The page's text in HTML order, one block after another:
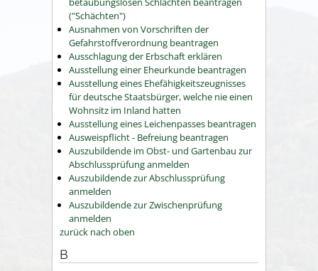
("Schächten")
Ausnahmen von Vorschriften der
Gefahrstoffverordnung beantragen
Ausschlagung der Erbschaft erklären
Ausstellung einer Eheurkunde beantragen
Ausstellung eines Ehefähigkeitszeugnisses
für deutsche Staatsbürger, welche nie einen
Wohnsitz im Inland hatten
Ausstellung eines Leichenpasses beantragen
Ausweispflicht - Befreiung beantragen
Auszubildende im Obst- und Gartenbau zur
Abschlussprüfung anmelden
Auszubildende zur Abschlussprüfung
anmelden
Auszubildende zur Zwischenprüfung
anmelden
zurück nach oben
B